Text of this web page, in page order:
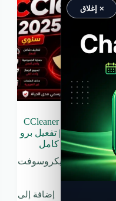
اشتراك CCleaner 2025
سنوي الأصلي | تفعيل برو
لمدة عام كامل
برامج مايكروسوفت
إضافة إلى
× إغلاق